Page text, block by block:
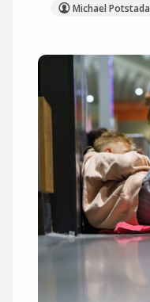
Michael Potstada